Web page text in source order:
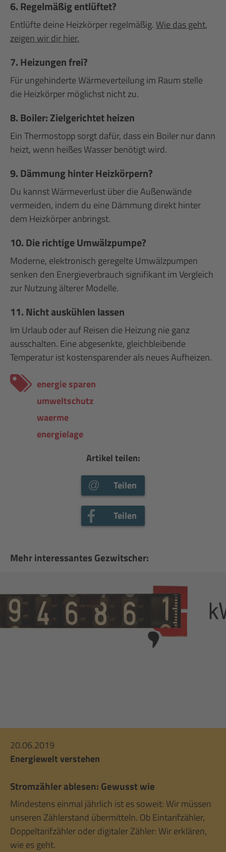
6. Regelmäßig entlüftet?
Entlüfte deine Heizkörper regelmäßig. Wie das geht,
zeigen wir dir hier.
7. Heizungen frei?
Für ungehinderte Wärmeverteilung im Raum stelle
die Heizkörper möglichst nicht zu.
8. Boiler: Zielgerichtet heizen
Ein Thermostopp sorgt dafür, dass ein Boiler nur dann
heizt, wenn heißes Wasser benötigt wird.
9. Dämmung hinter Heizkörpern?
Du kannst Wärmeverlust über die Außenwände
vermeiden, indem du eine Dämmung direkt hinter
dem Heizkörper anbringst.
10. Die richtige Umwälzpumpe?
Moderne, elektronisch geregelte Umwälzpumpen
senken den Energieverbrauch signifikant im Vergleich
zur Nutzung älterer Modelle.
11. Nicht auskühlen lassen
Im Urlaub oder auf Reisen die Heizung nie ganz
ausschalten. Eine abgesenkte, gleichbleibende
Temperatur ist kostensparender als neues Aufheizen.
energie sparen
umweltschutz
waerme
energielage
Artikel teilen:
Teilen
Teilen
Mehr interessantes Gezwitscher:
20.06.2019
Energiewelt verstehen
Stromzähler ablesen: Gewusst wie
Mindestens einmal jährlich ist es soweit: Wir müssen
unseren Zählerstand übermitteln. Ob Eintarifzähler,
Doppeltarifzähler oder digitaler Zähler: Wir erklären,
wie es geht.